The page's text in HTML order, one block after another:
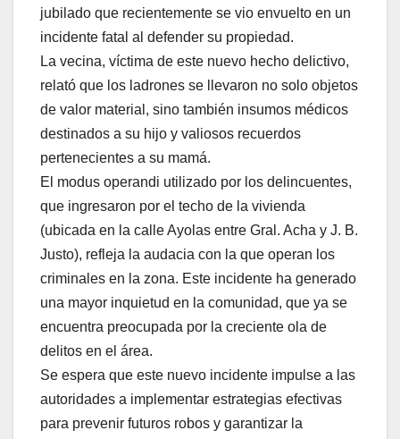
jubilado que recientemente se vio envuelto en un
incidente fatal al defender su propiedad.
La vecina, víctima de este nuevo hecho delictivo,
relató que los ladrones se llevaron no solo objetos
de valor material, sino también insumos médicos
destinados a su hijo y valiosos recuerdos
pertenecientes a su mamá.
El modus operandi utilizado por los delincuentes,
que ingresaron por el techo de la vivienda
(ubicada en la calle Ayolas entre Gral. Acha y J. B.
Justo), refleja la audacia con la que operan los
criminales en la zona. Este incidente ha generado
una mayor inquietud en la comunidad, que ya se
encuentra preocupada por la creciente ola de
delitos en el área.
Se espera que este nuevo incidente impulse a las
autoridades a implementar estrategias efectivas
para prevenir futuros robos y garantizar la